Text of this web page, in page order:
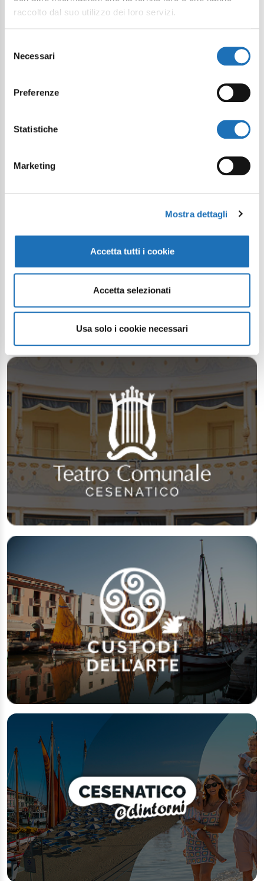
raccolto dal suo utilizzo dei loro servizi.
delNecessari
Preferenze
Statistiche
Marketing
Mostra dettagli
Accetta tutti i cookie
Accetta selezionati
Usa solo i cookie necessari